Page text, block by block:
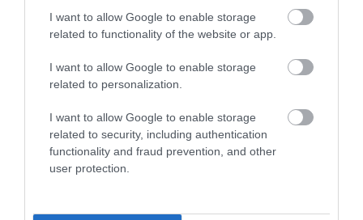
I want to allow Google to enable storage
related to functionality of the website or app.
I want to allow Google to enable storage
related to personalization.
I want to allow Google to enable storage
related to security, including authentication
functionality and fraud prevention, and other
user protection.
Αυτό είναι το θαυματουργό έλαιο που
προστατεύει από το Αλτχάιμερ